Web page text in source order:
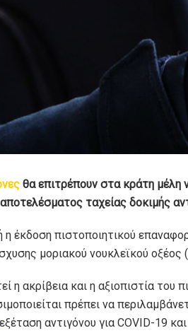
θα επιτρέπουν στα κράτη μέλη
ταχείας δοκιμής
έκδοση πιστοποιητικού
μοριακού νουκλεϊκού οξέος
η ακρίβεια και η αξιοπιστία του
πρέπει να
εξέταση αντιγόνου για COVID-19